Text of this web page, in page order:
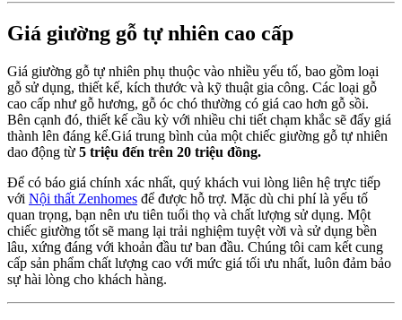
Giá giường gỗ tự nhiên cao cấp
Giá giường gỗ tự nhiên phụ thuộc vào nhiều yếu tố, bao gồm loại
gỗ sử dụng, thiết kế, kích thước và kỹ thuật gia công. Các loại gỗ
cao cấp như gỗ hương, gỗ óc chó thường có giá cao hơn gỗ sồi.
Bên cạnh đó, thiết kế cầu kỳ với nhiều chi tiết chạm khắc sẽ đẩy giá
thành lên đáng kể.Giá trung bình của một chiếc giường gỗ tự nhiên
dao động từ 5 triệu đến trên 20 triệu đồng.
Để có báo giá chính xác nhất, quý khách vui lòng liên hệ trực tiếp
với Nội thất Zenhomes để được hỗ trợ. Mặc dù chi phí là yếu tố
quan trọng, bạn nên ưu tiên tuổi thọ và chất lượng sử dụng. Một
chiếc giường tốt sẽ mang lại trải nghiệm tuyệt vời và sử dụng bền
lâu, xứng đáng với khoản đầu tư ban đầu. Chúng tôi cam kết cung
cấp sản phẩm chất lượng cao với mức giá tối ưu nhất, luôn đảm bảo
sự hài lòng cho khách hàng.